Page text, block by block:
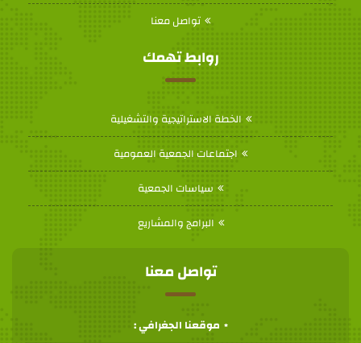
تواصل معنا
روابط تهمك
الخطة الاستراتيجية والتشغيلية
اجتماعات الجمعية العمومية
سياسات الجمعية
البرامج والمشاريع
تواصل معنا
موقعنا الجغرافي :